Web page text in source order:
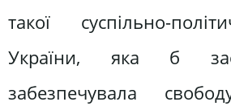
такої суспільно-
України, яка б
забезпечувала